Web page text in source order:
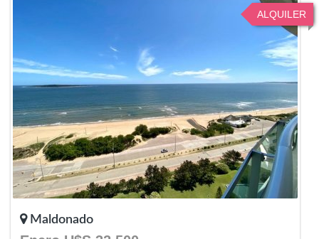
ALQUILER
Maldonado